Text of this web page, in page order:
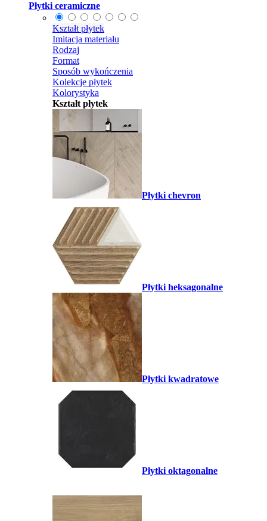
Płytki ceramiczne
Kształt płytek
Imitacja materiału
Rodzaj
Format
Sposób wykończenia
Kolekcje płytek
Kolorystyka
Kształt płytek
Płytki chevron
Płytki heksagonalne
Płytki kwadratowe
Płytki oktagonalne